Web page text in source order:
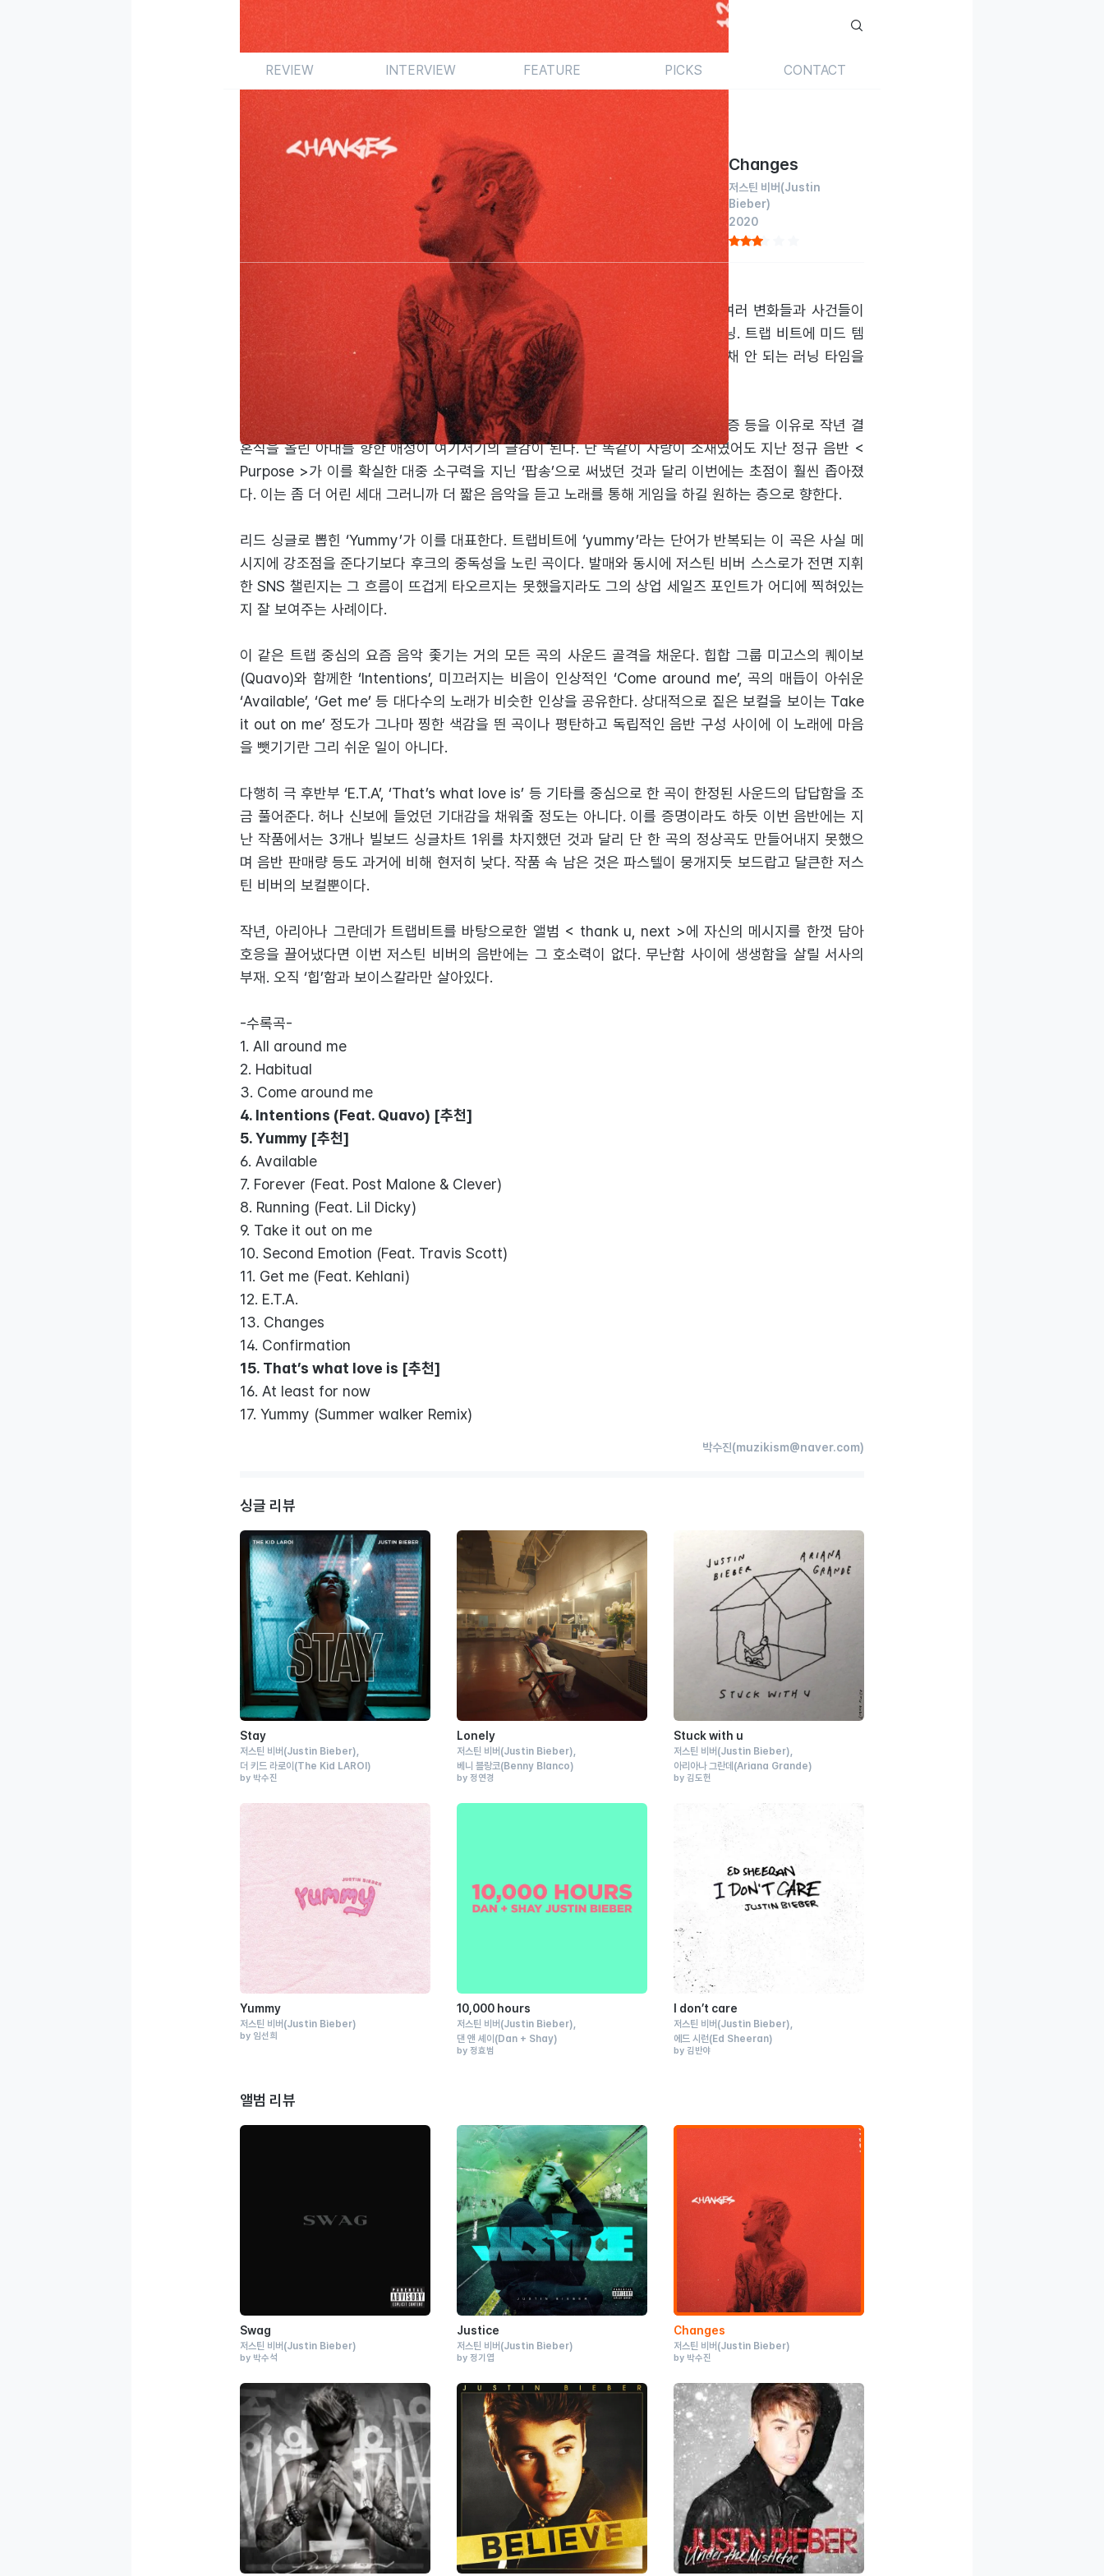
REVIEW INTERVIEW FEATURE PICKS CONTACT
Review 앨범
Changes
저스틴 비버(Justin
Bieber)
2020
by 박수진
단조로워도 너무 단조롭다. 헤일리 볼드윈과의 결혼, 라임병의 고백 등 개인사의 여러 변화들과 사건들이
있었음에도 발매된 신보에는 그간의 고뇌가 잘 드러나지 않는다. 방점은 이지 리스닝. 트랩 비트에 미드 템
포의 알앤비로 꽉 채운 이번 작품은 17개의 적지 않은 수록곡을 지녔지만 52분이 채 안 되는 러닝 타임을
서사는 부재하나 주제는 확실하다. 그건 바로 사랑. 2018년 깜짝 혼인신고 후 우울증 등을 이유로 작년 결
혼식을 올린 아내를 향한 애정이 여기저기의 글감이 된다. 단 똑같이 사랑이 소재였어도 지난 정규 음반 <
Purpose >가 이를 확실한 대중 소구력을 지닌 ‘팝송’으로 써냈던 것과 달리 이번에는 초점이 훨씬 좁아졌
다. 이는 좀 더 어린 세대 그러니까 더 짧은 음악을 듣고 노래를 통해 게임을 하길 원하는 층으로 향한다.
리드 싱글로 뽑힌 ‘Yummy’가 이를 대표한다. 트랩비트에 ‘yummy’라는 단어가 반복되는 이 곡은 사실 메
시지에 강조점을 준다기보다 후크의 중독성을 노린 곡이다. 발매와 동시에 저스틴 비버 스스로가 전면 지휘
한 SNS 챌린지는 그 흐름이 뜨겁게 타오르지는 못했을지라도 그의 상업 세일즈 포인트가 어디에 찍혀있는
지 잘 보여주는 사례이다.
이 같은 트랩 중심의 요즘 음악 좇기는 거의 모든 곡의 사운드 골격을 채운다. 힙합 그룹 미고스의 퀘이보
(Quavo)와 함께한 ‘Intentions’, 미끄러지는 비음이 인상적인 ‘Come around me’, 곡의 매듭이 아쉬운
‘Available’, ‘Get me’ 등 대다수의 노래가 비슷한 인상을 공유한다. 상대적으로 짙은 보컬을 보이는 Take
it out on me’ 정도가 그나마 찡한 색감을 띈 곡이나 평탄하고 독립적인 음반 구성 사이에 이 노래에 마음
을 뺏기기란 그리 쉬운 일이 아니다.
다행히 극 후반부 ‘E.T.A’, ‘That’s what love is’ 등 기타를 중심으로 한 곡이 한정된 사운드의 답답함을 조
금 풀어준다. 허나 신보에 들었던 기대감을 채워줄 정도는 아니다. 이를 증명이라도 하듯 이번 음반에는 지
난 작품에서는 3개나 빌보드 싱글차트 1위를 차지했던 것과 달리 단 한 곡의 정상곡도 만들어내지 못했으
며 음반 판매량 등도 과거에 비해 현저히 낮다. 작품 속 남은 것은 파스텔이 뭉개지듯 보드랍고 달큰한 저스
틴 비버의 보컬뿐이다.
작년, 아리아나 그란데가 트랩비트를 바탕으로한 앨범 < thank u, next >에 자신의 메시지를 한껏 담아
호응을 끌어냈다면 이번 저스틴 비버의 음반에는 그 호소력이 없다. 무난함 사이에 생생함을 살릴 서사의
부재. 오직 ‘힙’함과 보이스칼라만 살아있다.
-수록곡-
1. All around me
2. Habitual
3. Come around me
4. Intentions (Feat. Quavo) [추천]
5. Yummy [추천]
6. Available
7. Forever (Feat. Post Malone & Clever)
8. Running (Feat. Lil Dicky)
9. Take it out on me
10. Second Emotion (Feat. Travis Scott)
11. Get me (Feat. Kehlani)
12. E.T.A.
13. Changes
14. Confirmation
15. That’s what love is [추천]
16. At least for now
17. Yummy (Summer walker Remix)
박수진(muzikism@naver.com)
싱글 리뷰
Stay
저스틴 비버 (Justin Bieber)
더 키드 라로이 (The Kid LAROI)
by 박수진
Lonely
저스틴 비버 (Justin Bieber)
베니 블랑코(Benny Blanco)
by 정연경
Stuck with u
저스틴 비버 (Justin Bieber)
아리아나 그란데 (Ariana Grande)
by 김도헌
Yummy
저스틴 비버 (Justin Bieber)
by 임선희
10,000 hours
저스틴 비버 (Justin Bieber)
댄 앤 셰이 (Dan + Shay)
by 정효범
I don’t care
저스틴 비버 (Justin Bieber)
에드 시런(Ed Sheeran)
by 김반야
앨범 리뷰
Swag
저스틴 비버 (Justin Bieber)
by 박수석
Justice
저스틴 비버 (Justin Bieber)
by 정기엽
Changes
저스틴 비버 (Justin Bieber)
by 박수진